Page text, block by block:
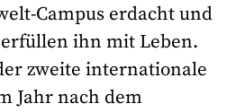
Campus erdacht und
ihn mit Leben.
zweite internationale
Jahr nach dem